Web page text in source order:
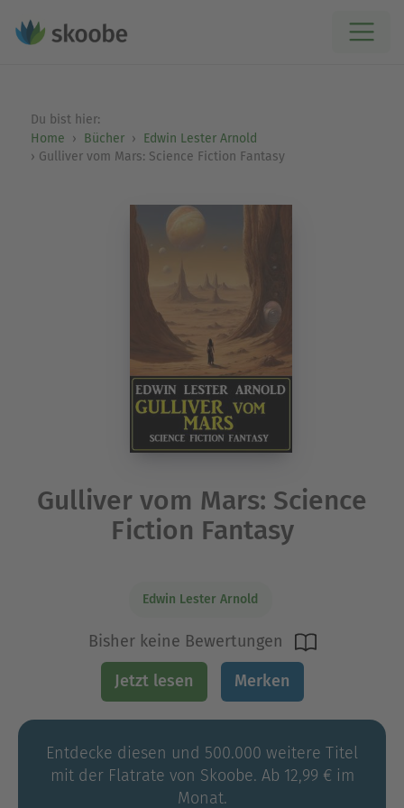
Du bist hier:
Home
Bücher
Edwin Lester Arnold
Gulliver vom Mars: Science Fiction Fantasy
Gulliver vom Mars: Science
Fiction Fantasy
Edwin Lester Arnold
Bisher keine Bewertungen
Jetzt lesen Merken
Entdecke diesen und 500.000 weitere Titel
mit der Flatrate von Skoobe. Ab 12,99 € im
Monat.